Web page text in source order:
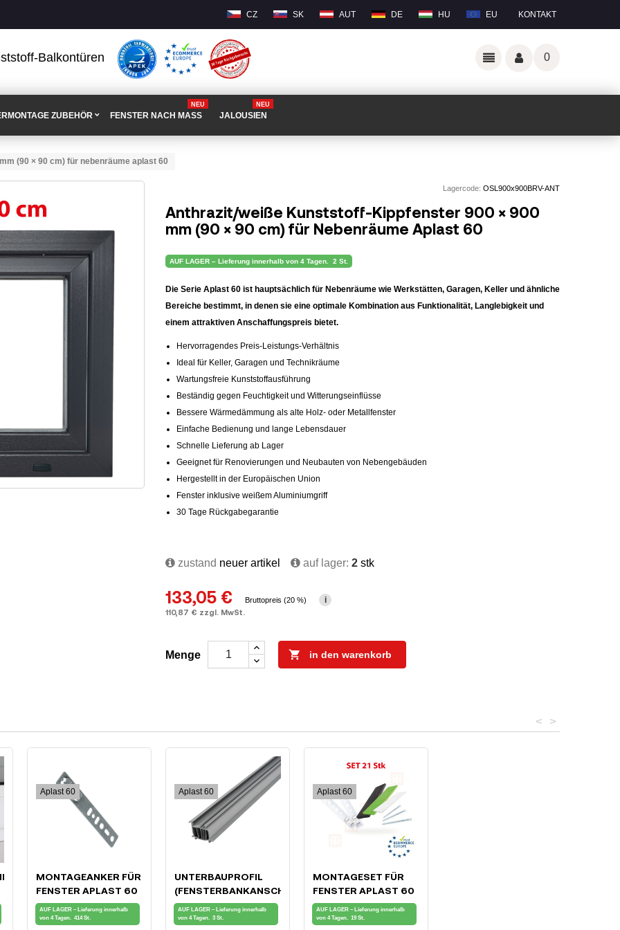
CZ SK AUT DE HU EU KONTAKT
Balkontüren 0
ZUBEHÖR FENSTER NACH MASS
NEU
JALOUSIEN
NEU
(90 × 90 cm) für nebenräume aplast 60
Lagercode: OSL900x900BRV-ANT
Anthrazit/weiße Kunststoff-Kippfenster 900 × 900
mm (90 × 90 cm) für Nebenräume Aplast 60
AUF LAGER – Lieferung innerhalb von 4 Tagen. 2 St.
Die Serie Aplast 60 ist hauptsächlich für Nebenräume wie Werkstätten, Garagen, Keller und ähnliche
Bereiche bestimmt, in denen sie eine optimale Kombination aus Funktionalität, Langlebigkeit und
einem attraktiven Anschaffungspreis bietet.
Hervorragendes Preis-Leistungs-Verhältnis
Ideal für Keller, Garagen und Technikräume
Wartungsfreie Kunststoffausführung
Beständig gegen Feuchtigkeit und Witterungseinflüsse
Bessere Wärmedämmung als alte Holz- oder Metallfenster
Einfache Bedienung und lange Lebensdauer
Schnelle Lieferung ab Lager
Geeignet für Renovierungen und Neubauten von Nebengebäuden
Hergestellt in der Europäischen Union
Fenster inklusive weißem Aluminiumgriff
30 Tage Rückgabegarantie
zustand neuer artikel auf lager: 2 stk
133,05 €
110,87 € zzgl. MwSt.
Bruttopreis (20 %) i
Menge  in den warenkorb
>
<
Aplast 60
MONTAGEANKER FÜR
FENSTER APLAST 60
AUF LAGER – Lieferung innerhalb
von 4 Tagen. 414 St.
Aplast 60
UNTERBAUPROFIL
(FENSTERBANKANSCHLUSSPROFIL)
FÜR APLAST 60
FENSTER
AUF LAGER – Lieferung innerhalb
von 4 Tagen. 3 St.
Aplast 60
MONTAGESET FÜR
FENSTER APLAST 60
AUF LAGER – Lieferung innerhalb
von 4 Tagen. 19 St.